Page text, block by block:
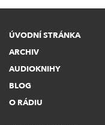
ÚVODNÍ STRÁNKA
ARCHIV
AUDIOKNIHY
BLOG
O RÁDIU